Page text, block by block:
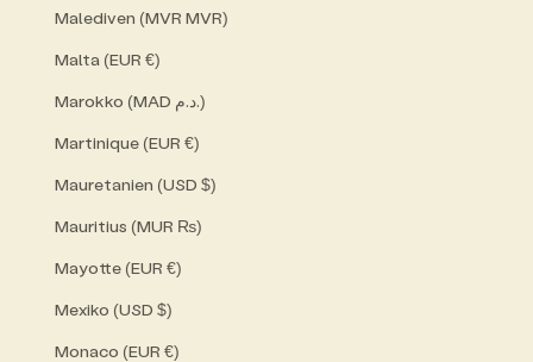
Malediven (MVR MVR)
Malta (EUR €)
Marokko (MAD د.م.)
Martinique (EUR €)
Mauretanien (USD $)
Mauritius (MUR ₨)
Mayotte (EUR €)
Mexiko (USD $)
Monaco (EUR €)